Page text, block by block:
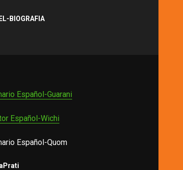
BIOGRAFIA
Español-Guarani
Español-Wichi
Español-Quom